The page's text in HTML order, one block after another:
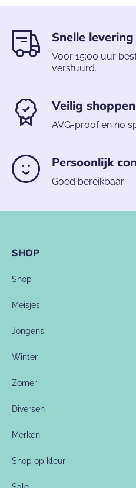
Snelle levering
Voor 15:00 uur
verstuurd.
Veilig shoppen
AVG-proof en no
Persoonlijk
Goed bereikbaar.
SHOP
Shop
Meisjes
Jongens
Winter
Zomer
Diversen
Merken
Shop op kleur